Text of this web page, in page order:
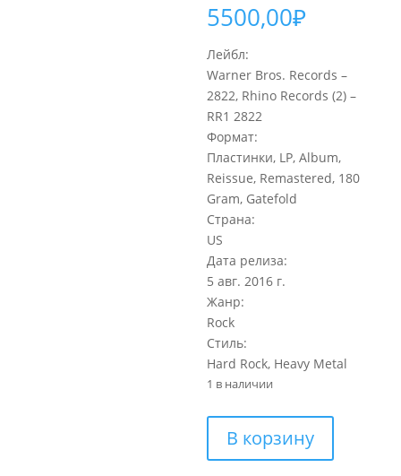
5500,00₽
Лейбл:
Warner Bros. Records –
2822, Rhino Records (2) –
RR1 2822
Формат:
Пластинки, LP, Album,
Reissue, Remastered, 180
Gram, Gatefold
Страна:
US
Дата релиза:
5 авг. 2016 г.
Жанр:
Rock
Стиль:
Hard Rock, Heavy Metal
1 в наличии
товара
Black
В корзину